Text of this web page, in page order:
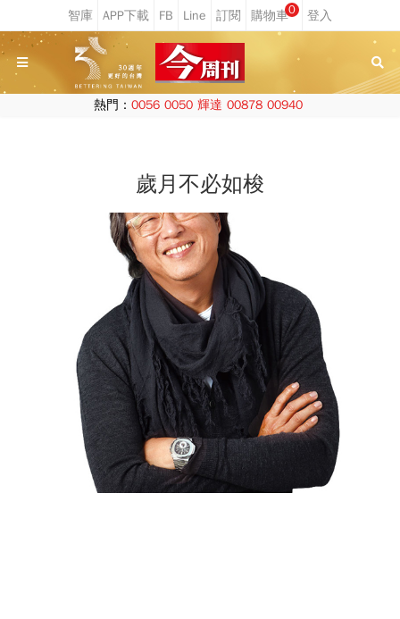
0
熱門： 0056 0050 輝達 00878 00940
歲月不必如梭